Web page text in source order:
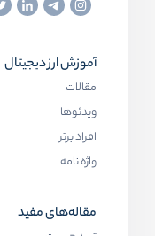
آموزش ارز دیجیتال
مقالات
ویدئوها
افراد برتر
واژه نامه
مقاله‌های مفید